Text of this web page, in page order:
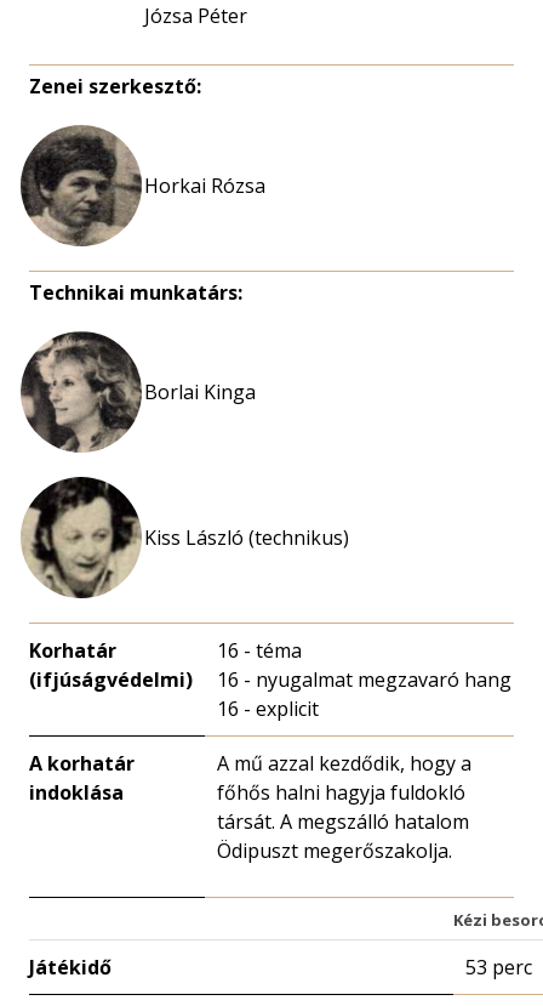
Józsa Péter
Zenei szerkesztő:
Horkai Rózsa
Technikai munkatárs:
Borlai Kinga
Kiss László (technikus)
Korhatár
(ifjúságvédelmi)
16 - téma
16 - nyugalmat megzavaró hang
16 - explicit
A korhatár
indoklása
A mű azzal kezdődik, hogy a
főhős halni hagyja fuldokló
társát. A megszálló hatalom
Ödipuszt megerőszakolja.
Kézi
Játékidő 53 perc